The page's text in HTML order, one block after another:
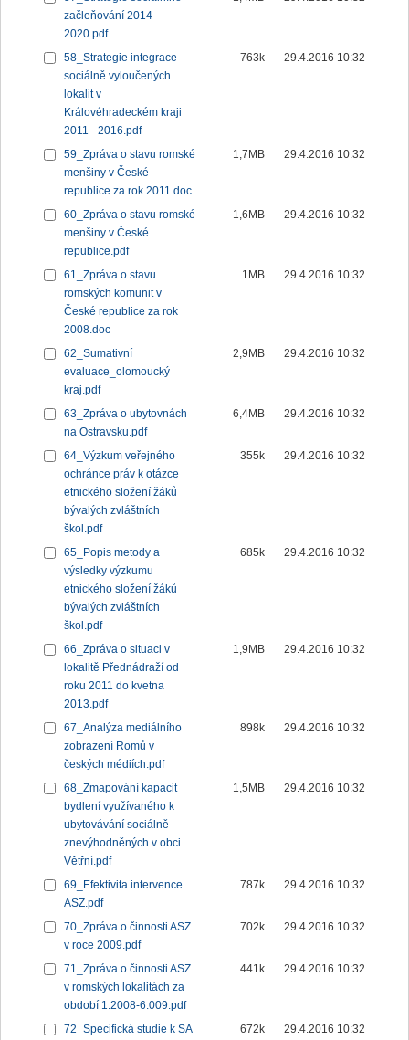
začleňování 2014 -
2020.pdf
58_Strategie integrace
sociálně vyloučených
lokalit v
Královéhradeckém kraji
2011 - 2016.pdf
763k 29.4.2016 10:32
59_Zpráva o stavu romské
menšiny v České
republice za rok 2011.doc
1,7MB 29.4.2016 10:32
60_Zpráva o stavu romské
menšiny v České
republice.pdf
1,6MB 29.4.2016 10:32
61_Zpráva o stavu
romských komunit v
České republice za rok
2008.doc
1MB 29.4.2016 10:32
62_Sumativní
evaluace_olomoucký
kraj.pdf
2,9MB 29.4.2016 10:32
63_Zpráva o ubytovnách
na Ostravsku.pdf
6,4MB 29.4.2016 10:32
64_Výzkum veřejného
ochránce práv k otázce
etnického složení žáků
bývalých zvláštních
škol.pdf
355k 29.4.2016 10:32
65_Popis metody a
výsledky výzkumu
etnického složení žáků
bývalých zvláštních
škol.pdf
685k 29.4.2016 10:32
66_Zpráva o situaci v
lokalitě Přednádraží od
roku 2011 do kvetna
2013.pdf
1,9MB 29.4.2016 10:32
67_Analýza mediálního
zobrazení Romů v
českých médiích.pdf
898k 29.4.2016 10:32
68_Zmapování kapacit
bydlení využívaného k
ubytovávání sociálně
znevýhodněných v obci
Větřní.pdf
1,5MB 29.4.2016 10:32
69_Efektivita intervence
ASZ.pdf
787k 29.4.2016 10:32
70_Zpráva o činnosti ASZ
v roce 2009.pdf
702k 29.4.2016 10:32
71_Zpráva o činnosti ASZ
v romských lokalitách za
období 1.2008-6.009.pdf
441k 29.4.2016 10:32
72_Specifická studie k SA
672k 29.4.2016 10:32